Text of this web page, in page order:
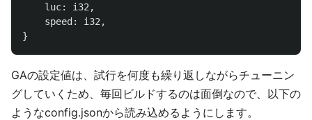
luc: i32 ,
speed: i32 ,
}
GAの設定値は、試行を何度も繰り返しながらチューニン
グしていくため、毎回ビルドするのは面倒なので、以下の
ようなconfig.jsonから読み込めるようにします。